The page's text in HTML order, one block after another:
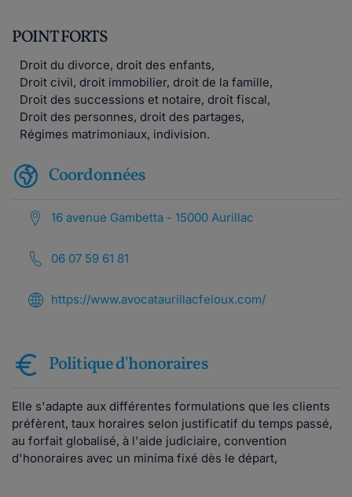
POINT FORTS
Droit du divorce, droit des enfants,
Droit civil, droit immobilier, droit de la famille,
Droit des successions et notaire, droit fiscal,
Droit des personnes, droit des partages,
Régimes matrimoniaux, indivision.
Coordonnées
16 avenue Gambetta - 15000 Aurillac
06 07 59 61 81
https://www.avocataurillacfeloux.com/
Politique d'honoraires
Elle s'adapte aux différentes formulations que les clients
préfèrent, taux horaires selon justificatif du temps passé,
au forfait globalisé, à l'aide judiciaire, convention
d'honoraires avec un minima fixé dès le départ,